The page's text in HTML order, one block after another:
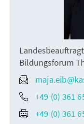
Bildungsforum
+49 (0) 361
+49 (0) 361